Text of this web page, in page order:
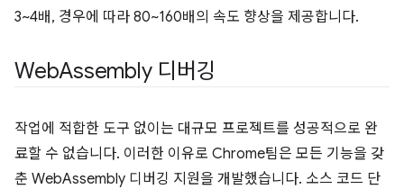
3~4배, 경우에 따라 80~160배의 속도 향상을 제공합니다.
WebAssembly 디버깅
작업에 적합한 도구 없이는 대규모 프로젝트를 성공적으로 완
료할 수 없습니다. 이러한 이유로 Chrome팀은 모든 기능을 갖
춘 WebAssembly 디버깅 지원을 개발했습니다. 소스 코드 단